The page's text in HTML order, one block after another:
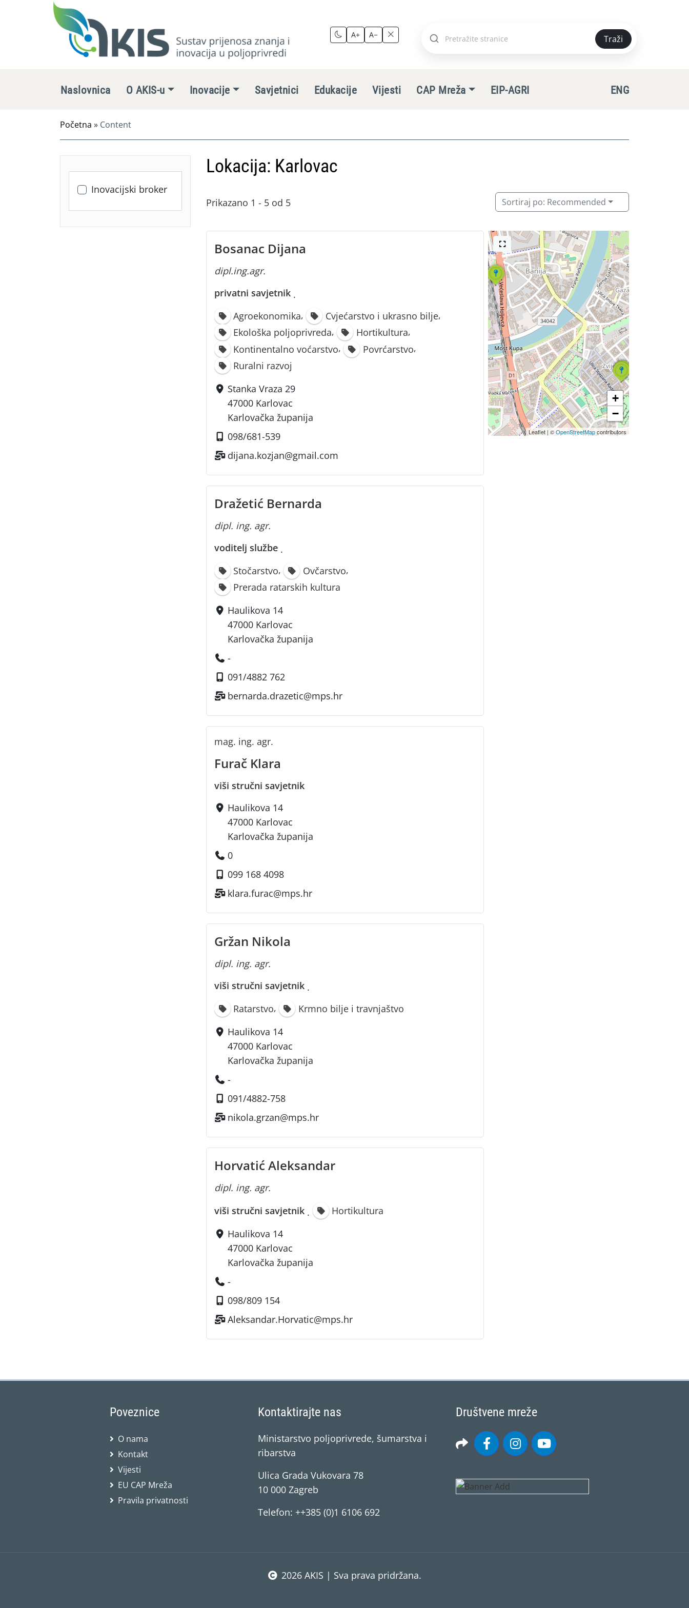
A+ A−
Pretraži
Traži
Naslovnica O AKIS-u Inovacije Savjetnici Edukacije Vijesti CAP Mreža EIP-AGRI ENG
Početna » Content
Inovacijski broker
Lokacija: Karlovac
Prikazano 1 - 5 od 5 Sortiraj po: Recommended
Bosanac Dijana
dipl.ing.agr.
privatni savjetnik ·
Agroekonomika, Cvjećarstvo i ukrasno bilje,
Ekološka poljoprivreda, Hortikultura,
Kontinentalno voćarstvo, Povrćarstvo,
Ruralni razvoj
Stanka Vraza 29
47000 Karlovac
Karlovačka županija
098/681-539
dijana.kozjan@gmail.com
Dražetić Bernarda
dipl. ing. agr.
voditelj službe ·
Stočarstvo, Ovčarstvo,
Prerada ratarskih kultura
Haulikova 14
47000 Karlovac
Karlovačka županija
-
091/4882 762
bernarda.drazetic@mps.hr
mag. ing. agr.
Furač Klara
viši stručni savjetnik
Haulikova 14
47000 Karlovac
Karlovačka županija
0
099 168 4098
klara.furac@mps.hr
Gržan Nikola
dipl. ing. agr.
viši stručni savjetnik ·
Ratarstvo,
Krmno bilje i travnjaštvo
Haulikova 14
47000 Karlovac
Karlovačka županija
-
091/4882-758
nikola.grzan@mps.hr
Horvatić Aleksandar
dipl. ing. agr.
viši stručni savjetnik ·
Hortikultura
Haulikova 14
47000 Karlovac
Karlovačka županija
-
098/809 154
Aleksandar.Horvatic@mps.hr
+
−
Leaflet |©OpenStreetMapcontributors
Poveznice
O nama
Kontakt
Vijesti
EU CAP Mreža
Pravila privatnosti
Kontaktirajte nas
Ministarstvo poljoprivrede, šumarstva i
ribarstva
Ulica Grada Vukovara 78
10 000 Zagreb
Telefon: ++385 (0)1 6106 692
Društvene mreže
2026 AKIS | Sva prava pridržana.